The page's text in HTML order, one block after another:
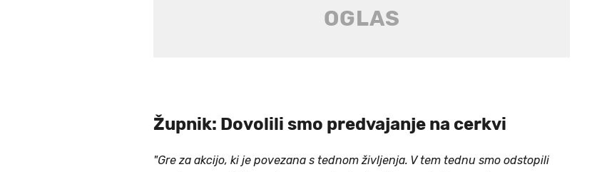
Župnik: Dovolili smo predvajanje na cerkvi
"Gre za akcijo, ki je povezana s tednom življenja. V tem tednu smo odstopili